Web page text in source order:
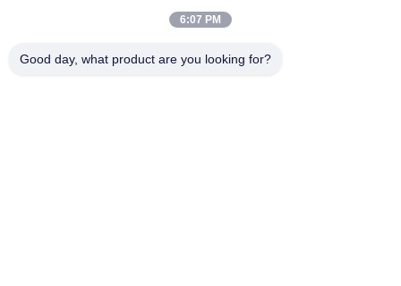
Wechselwirkendes Kino virtuellen Realität Arcade Game
6:07 PM
Good day, what product are you looking for?